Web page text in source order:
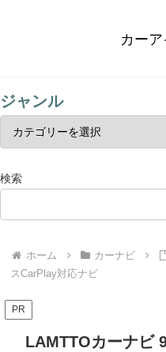
カー
ジャンル
検索
ホーム カーナビ
スCarPlay対応ナビ
PR
LAMTTOカーナビ